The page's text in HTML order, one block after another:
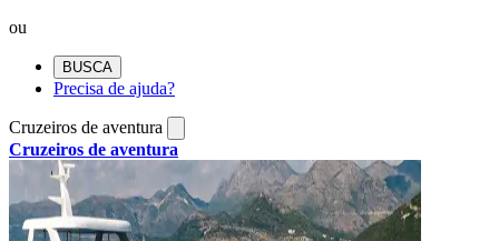
ou
BUSCA
Precisa de ajuda?
Cruzeiros de aventura
Cruzeiros de aventura